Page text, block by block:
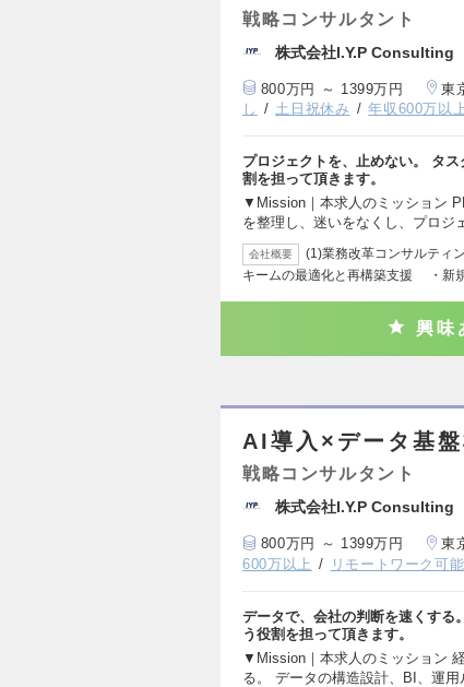
戦略コンサルタント
株式会社I.Y.P Consulting
800万円 ～ 1399万円 東
し
土日祝休み 年収600万以
プロジェクトを、止めない。 タ
割を担って頂きます。
▼Mission｜本求人のミッション
を整理し、迷いをなくし、プロジ
会社概要
(1)業務改革コンサルテ
キームの最適化と再構築支援 ・新
興味
AI導入×データ基
戦略コンサルタント
株式会社I.Y.P Consulting
800万円 ～ 1399万円 東
600万以上
リモートワーク可能
データで、会社の判断を速くする
う役割を担って頂きます。
▼Mission｜本求人のミッション
る。 データの構造設計、BI、運用